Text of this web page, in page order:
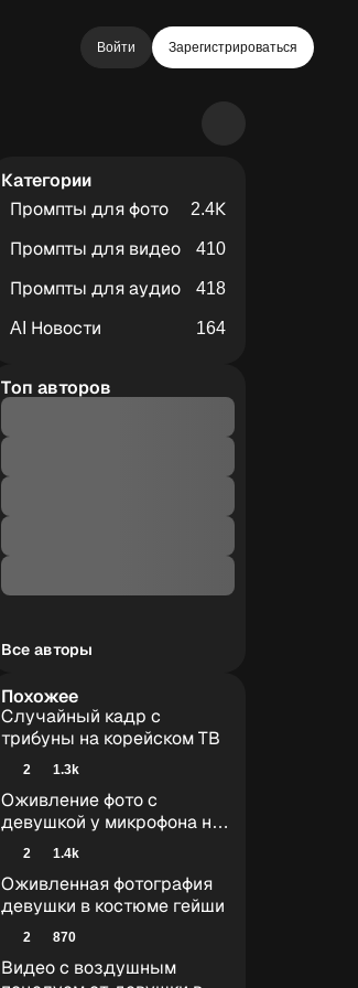
Войти Зарегистрироваться
Категории
Промпты для фото
2.4К
Промпты для видео 410
Промпты для аудио 418
AI Новости 164
Топ авторов
Все авторы
Похожее
Случайный кадр с
трибуны на корейском ТВ
2 1.3k
Оживление фото с
девушкой у микрофона на
площади
2 1.4k
Оживленная фотография
девушки в костюме гейши
2 870
Видео с воздушным